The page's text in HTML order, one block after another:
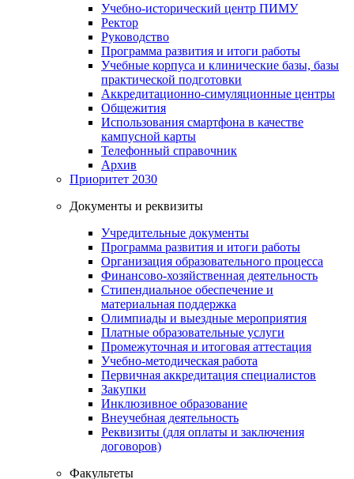
Учебно-исторический центр ПИМУ
Ректор
Руководство
Программа развития и итоги работы
Учебные корпуса и клинические базы, базы
практической подготовки
Аккредитационно-симуляционные центры
Общежития
Использования смартфона в качестве
кампусной карты
Телефонный справочник
Архив
Приоритет 2030
Документы и реквизиты
Учредительные документы
Программа развития и итоги работы
Организация образовательного процесса
Финансово-хозяйственная деятельность
Стипендиальное обеспечение и
материальная поддержка
Олимпиады и выездные мероприятия
Платные образовательные услуги
Промежуточная и итоговая аттестация
Учебно-методическая работа
Первичная аккредитация специалистов
Закупки
Инклюзивное образование
Внеучебная деятельность
Реквизиты (для оплаты и заключения
договоров)
Факультеты